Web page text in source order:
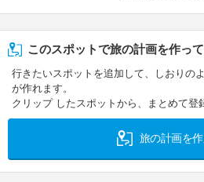
このスポットで旅の計画を作っ
行きたいスポットを追加して、しおりの
が作れます。
クリップ したスポットから、まとめて登
旅の計画を